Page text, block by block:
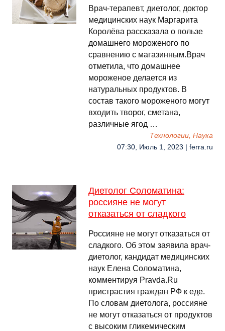
Врач-терапевт, диетолог, доктор
медицинских наук Маргарита
Королёва рассказала о пользе
домашнего мороженого по
сравнению с магазинным.Врач
отметила, что домашнее
мороженое делается из
натуральных продуктов. В
состав такого мороженого могут
входить творог, сметана,
различные ягод …
Технологии, Наука
07:30, Июль 1, 2023 | ferra.ru
Диетолог Соломатина:
россияне не могут
отказаться от сладкого
Россияне не могут отказаться от
сладкого. Об этом заявила врач-
диетолог, кандидат медицинских
наук Елена Соломатина,
комментируя Pravda.Ru
пристрастия граждан РФ к еде.
По словам диетолога, россияне
не могут отказаться от продуктов
с высоким гликемическим